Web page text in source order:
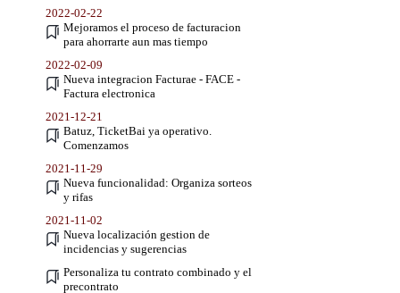
2022-02-22
Mejoramos el proceso de facturacion
para ahorrarte aun mas tiempo
2022-02-09
Nueva integracion Facturae - FACE -
Factura electronica
2021-12-21
Batuz, TicketBai ya operativo.
Comenzamos
2021-11-29
Nueva funcionalidad: Organiza sorteos
y rifas
2021-11-02
Nueva localización gestion de
incidencias y sugerencias
Personaliza tu contrato combinado y el
precontrato